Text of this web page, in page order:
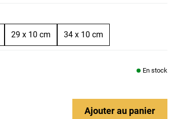
29 x 10 cm 34 x 10 cm
En stock
Ajouterau panier